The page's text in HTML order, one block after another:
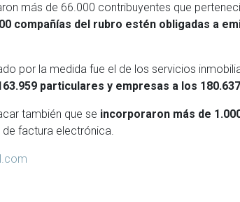
más de 66.000 contribuyentes que
compañías del rubro estén obligadas a
por la medida fue el de los servicios
particulares y empresas a los
también que se incorporaron más de
de factura electrónica.